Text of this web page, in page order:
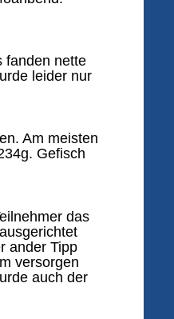
fanden nette
leider nur
Am meisten
Gefisch
das
ander Tipp
versorgen
auch der